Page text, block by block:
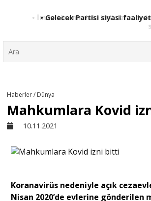
• Gelecek Partisi siyasi
Sivil Toplum
Kültür - Sanat
Haberler / Dünya
Mahkumlara Kovid
10.11.2021
​​​​​​​Koranavirüs nedeniyle açık
Nisan 2020’de evlerine gönderilen